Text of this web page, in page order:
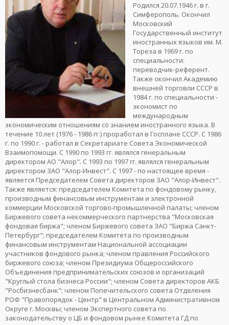
Родился 20.07.1946 г. в г.
Симферополь. Окончил
Московский
Государственный институт
иностранных языков им. М.
Тореза в 1969 г. по
специальности:
переводчик-референт.
Также окончил Академию
внешней торговли СССР в
1984 г. по специальности -
экономист по
международным
экономическим отношениям со знанием иностранного языка. В
течение 10 лет (1976 - 1986 гг.) проработал в Госплане СССР. С 1986
г. по 1990 г. - работал в Секретариате Совета Экономической
Взаимопомощи. С 1990 по 1993 гг. являлся генеральным
директором АО "Алор". С 1993 по 1997 гг. являлся генеральным
директором ЗАО "Алор-Инвест". С 1997 - по настоящее время -
является Председателем Совета директоров ЗАО "Алор-Инвест".
Также является: председателем Комитета по фондовому рынку,
производным финансовым инструментам и электронной
коммерции Московской торгово-промышленной палаты; членом
Биржевого совета некоммерческого партнерства "Московская
фондовая биржа"; членом Биржевого совета ЗАО "Биржа Санкт-
Петербург"; председателем Комитета по производным
финансовым инструментам Национальной ассоциации
участников фондового рынка; членом правления Российского
биржевого союза; членом Президиума Общероссийского
Объединения предпринимательских союзов и организаций
"Круглый стола бизнеса России"; членом Совета директоров АКБ
"Росбизнесбанк"; членом Попечительского совета Отделения
РОФ "Правопорядок - Центр" в Центральном Административном
Округе г. Москвы; членом Экспертного совета по
законодательству о ЦБ и фондовом рынке Комитета ГД по